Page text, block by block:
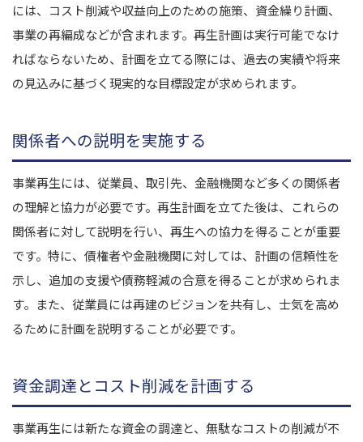
には、コスト削減や収益向上のための施策、資金繰り計画、
事業の再編成などが含まれます。再生計画は実行可能でなけ
ればならないため、計画を立てる際には、過去の実績や将来
の見込みに基づく現実的な目標設定が求められます。
関係者への説明を実施する
事業再生には、従業員、取引先、金融機関など多くの関係者
の理解と協力が必要です。再生計画を立てた後は、これらの
関係者に対して説明を行い、再生への協力を得ることが重要
です。特に、債権者や金融機関に対しては、計画の信頼性を
示し、追加の支援や債務軽減の合意を得ることが求められま
す。また、従業員には再建のビジョンを共有し、士気を高め
るために計画を説明することが必要です。
資金調達とコスト削減を計画する
事業再生には新たな資金の調達と、無駄なコストの削減が不